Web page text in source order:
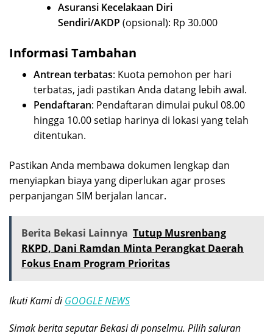
Asuransi Kecelakaan Diri
Sendiri/AKDP (opsional): Rp 30.000
Informasi Tambahan
Antrean terbatas: Kuota pemohon per hari
terbatas, jadi pastikan Anda datang lebih awal.
Pendaftaran: Pendaftaran dimulai pukul 08.00
hingga 10.00 setiap harinya di lokasi yang telah
ditentukan.
Pastikan Anda membawa dokumen lengkap dan
menyiapkan biaya yang diperlukan agar proses
perpanjangan SIM berjalan lancar.
Berita Bekasi Lainnya Tutup Musrenbang
RKPD, Dani Ramdan Minta Perangkat Daerah
Fokus Enam Program Prioritas
Ikuti Kami diGOOGLE NEWS
Simak berita seputar Bekasi di ponselmu. Pilih saluran